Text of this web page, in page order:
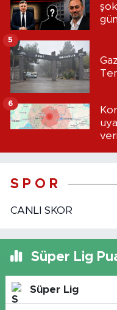
5
6
S P O R
CANLI SKOR
Süper Lig
Süper Lig